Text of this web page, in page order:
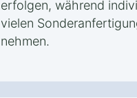
erfolgen, während
vielen
nehmen.